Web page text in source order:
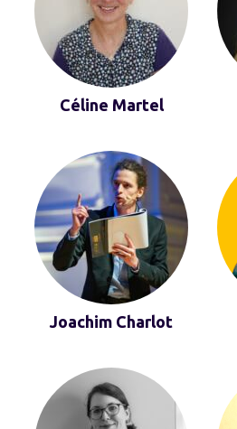
Céline Martel
Joachim Charlot